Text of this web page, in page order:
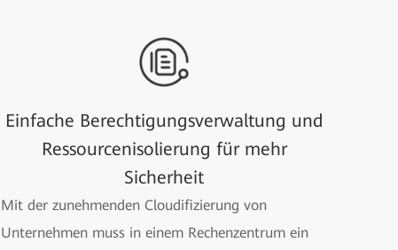
Einfache Berechtigungsverwaltung und
Ressourcenisolierung für mehr
Sicherheit
Mit der zunehmenden Cloudifizierung von
Unternehmen muss in einem Rechenzentrum ein